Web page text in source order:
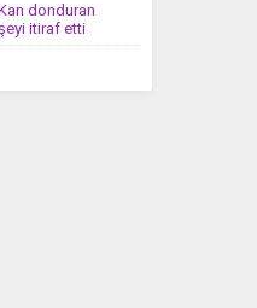
donduran
itiraf etti